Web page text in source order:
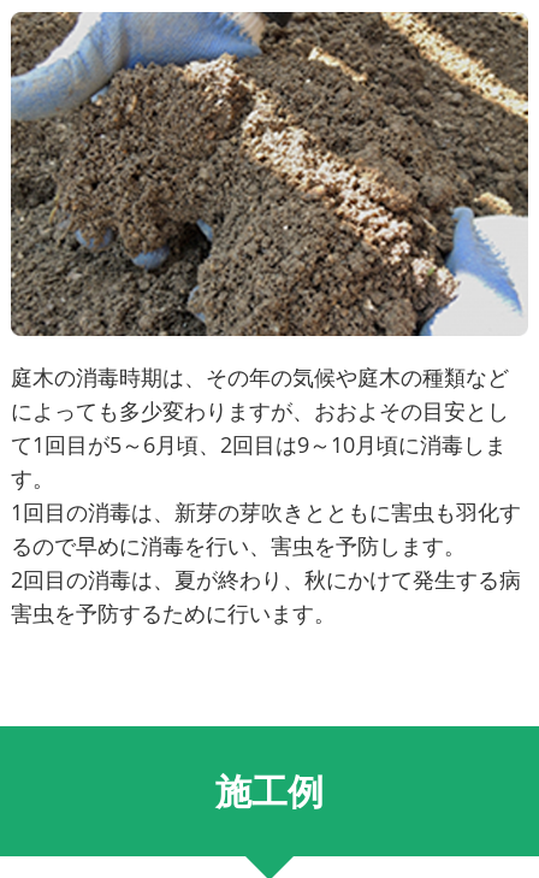
庭木の消毒時期は、その年の気候や庭木の種類など
によっても多少変わりますが、おおよその目安とし
て1回目が5～6月頃、2回目は9～10月頃に消毒しま
す。
1回目の消毒は、新芽の芽吹きとともに害虫も羽化す
るので早めに消毒を行い、害虫を予防します。
2回目の消毒は、夏が終わり、秋にかけて発生する病
害虫を予防するために行います。
施工例